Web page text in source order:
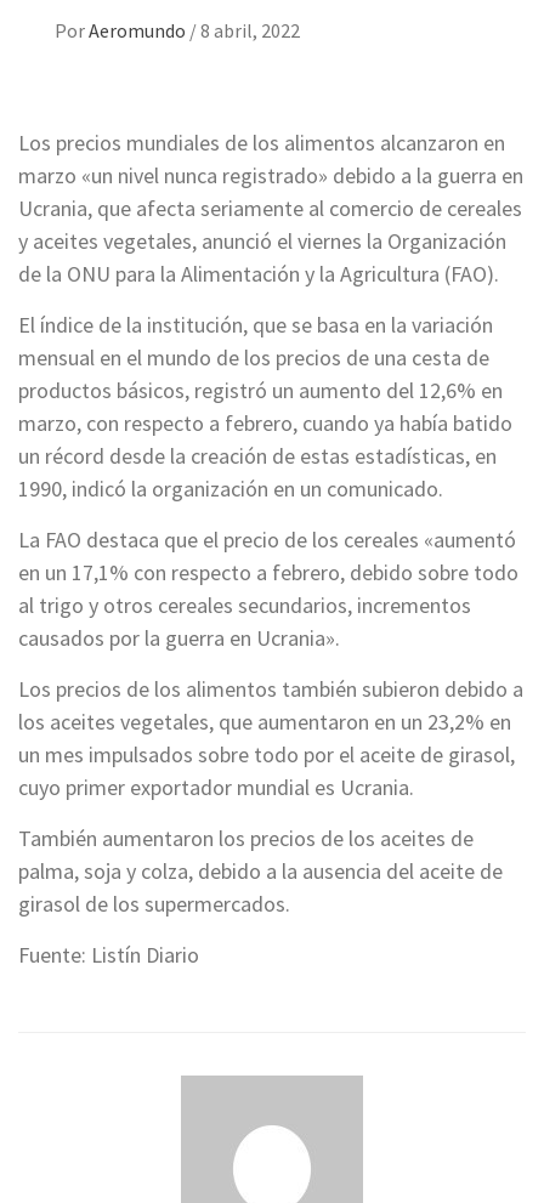
PorAeromundo /8 abril, 2022
Los precios mundiales de los alimentos alcanzaron en
marzo «un nivel nunca registrado» debido a la guerra en
Ucrania, que afecta seriamente al comercio de cereales
y aceites vegetales, anunció el viernes la Organización
de la ONU para la Alimentación y la Agricultura (FAO).
El índice de la institución, que se basa en la variación
mensual en el mundo de los precios de una cesta de
productos básicos, registró un aumento del 12,6% en
marzo, con respecto a febrero, cuando ya había batido
un récord desde la creación de estas estadísticas, en
1990, indicó la organización en un comunicado.
La FAO destaca que el precio de los cereales «aumentó
en un 17,1% con respecto a febrero, debido sobre todo
al trigo y otros cereales secundarios, incrementos
causados por la guerra en Ucrania».
Los precios de los alimentos también subieron debido a
los aceites vegetales, que aumentaron en un 23,2% en
un mes impulsados sobre todo por el aceite de girasol,
cuyo primer exportador mundial es Ucrania.
También aumentaron los precios de los aceites de
palma, soja y colza, debido a la ausencia del aceite de
girasol de los supermercados.
Fuente: Listín Diario